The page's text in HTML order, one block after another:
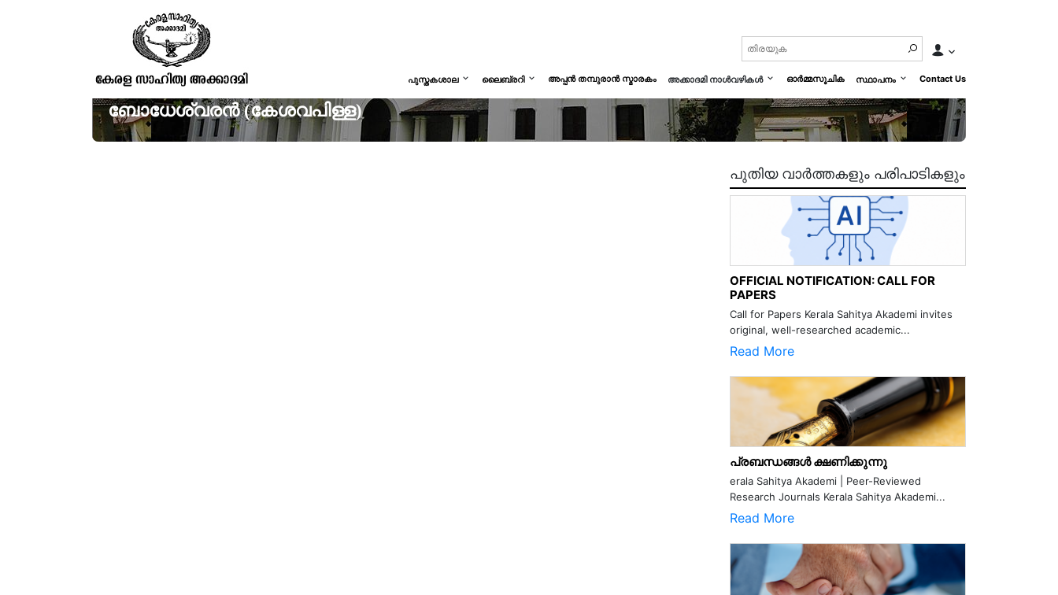
പുസ്തകശാല ലൈബ്രറി അപ്പൻ തമ്പുരാൻ സ്മാരകം അക്കാദമി നാൾവഴികൾ ഓർമ്മസൂചിക സ്ഥാപനം Contact Us
ബോധേശ്വരൻ (കേശവപിള്ള)
പുതിയ വാർത്തകളും പരിപാടികളും
OFFICIAL NOTIFICATION: CALL FOR
PAPERS
Call for Papers Kerala Sahitya Akademi invites
original, well-researched academic...
Read More
പ്രബന്ധങ്ങൾ ക്ഷണിക്കുന്നു
erala Sahitya Akademi | Peer-Reviewed
Research Journals Kerala Sahitya Akademi...
Read More